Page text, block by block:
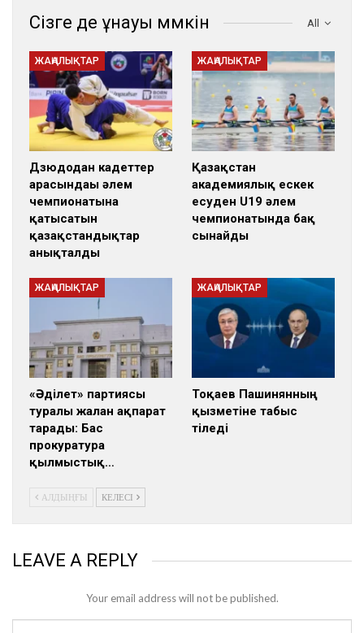
All
Сізге де ұнауы мүмкін
ЖАҢАЛЫҚТАР
Дзюдодан кадеттер
арасындағы әлем
чемпионатына
қатысатын
қазақстандықтар
анықталды
ЖАҢАЛЫҚТАР
Қазақстан
академиялық ескек
есуден U19 әлем
чемпионатында бақ
сынайды
ЖАҢАЛЫҚТАР
«Әділет» партиясы
туралы жалған ақпарат
тарады: Бас
прокуратура
қылмыстық…
ЖАҢАЛЫҚТАР
Тоқаев Пашинянның
қызметіне табыс
тіледі
АЛДЫҢҒЫ КЕЛЕСІ
LEAVE A REPLY
Your email address will not be published.